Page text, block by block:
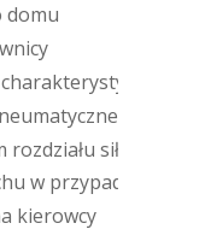
domu
wnicy
charakterysty
neumatyczne
rozdziału sił
hu w przypad
a kierowcy